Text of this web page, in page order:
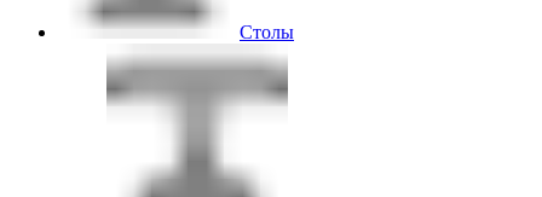
Столы